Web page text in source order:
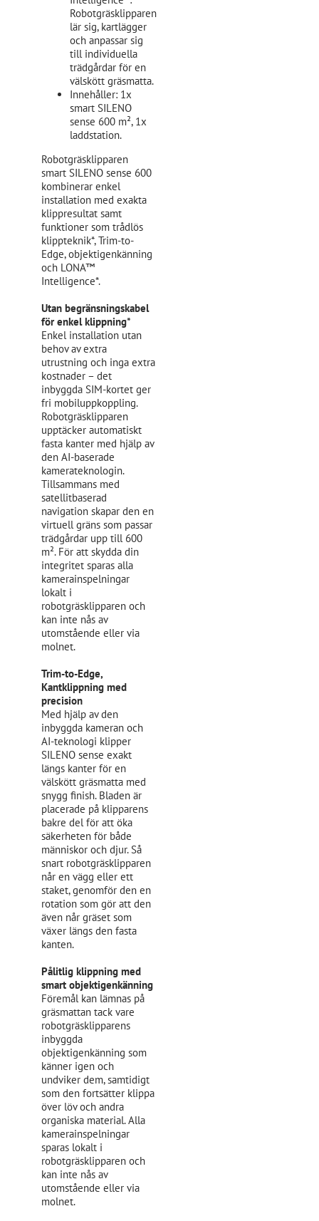
Robotgräsklipparen
lär sig, kartlägger
och anpassar sig
till individuella
trädgårdar för en
välskött gräsmatta.
Innehåller: 1x
smart SILENO
sense 600 m², 1x
laddstation.
Robotgräsklipparen
smart SILENO sense 600
kombinerar enkel
installation med exakta
klippresultat samt
funktioner som trådlös
klippteknik*, Trim-to-
Edge, objektigenkänning
och LONA™
Intelligence*.
Utan begränsningskabel
för enkel klippning*
Enkel installation utan
behov av extra
utrustning och inga extra
kostnader – det
inbyggda SIM-kortet ger
fri mobiluppkoppling.
Robotgräsklipparen
upptäcker automatiskt
fasta kanter med hjälp av
den AI-baserade
kamerateknologin.
Tillsammans med
satellitbaserad
navigation skapar den en
virtuell gräns som passar
trädgårdar upp till 600
m². För att skydda din
integritet sparas alla
kamerainspelningar
lokalt i
robotgräsklipparen och
kan inte nås av
utomstående eller via
molnet.
Trim-to-Edge,
Kantklippning med
precision
Med hjälp av den
inbyggda kameran och
AI-teknologi klipper
SILENO sense exakt
längs kanter för en
välskött gräsmatta med
snygg finish. Bladen är
placerade på klipparens
bakre del för att öka
säkerheten för både
människor och djur. Så
snart robotgräsklipparen
når en vägg eller ett
staket, genomför den en
rotation som gör att den
även når gräset som
växer längs den fasta
kanten.
Pålitlig klippning med
smart objektigenkänning
Föremål kan lämnas på
gräsmattan tack vare
robotgräsklipparens
inbyggda
objektigenkänning som
känner igen och
undviker dem, samtidigt
som den fortsätter klippa
över löv och andra
organiska material. Alla
kamerainspelningar
sparas lokalt i
robotgräsklipparen och
kan inte nås av
utomstående eller via
molnet.